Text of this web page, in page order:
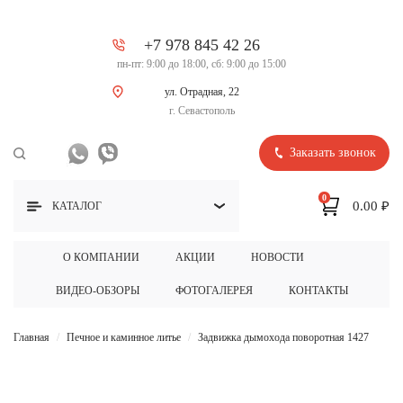
+7 978 845 42 26
пн-пт: 9:00 до 18:00, сб: 9:00 до 15:00
ул. Отрадная, 22
г. Севастополь
Заказать звонок
КАТАЛОГ
О КОМПАНИИ АКЦИИ НОВОСТИ
ВИДЕО-ОБЗОРЫ ФОТОГАЛЕРЕЯ КОНТАКТЫ
0
0.00 ₽
Главная Печное и каминное литье Задвижка дымохода поворотная 1427